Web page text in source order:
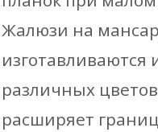
Жалюзи на
различных
расширяет